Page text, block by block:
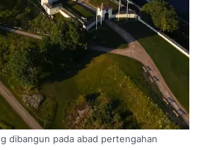
dibangun pada abad pertengahan